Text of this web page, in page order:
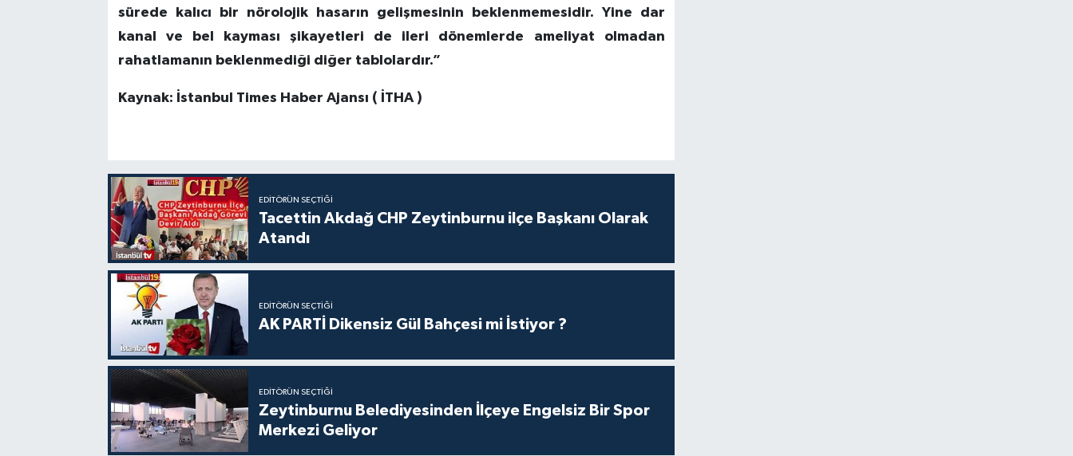
sürede kalıcı bir nörolojik hasarın gelişmesinin beklenmemesidir. Yine dar
kanal ve bel kayması şikayetleri de ileri dönemlerde ameliyat olmadan
rahatlamanın beklenmediği diğer tablolardır.”
Kaynak: İstanbul Times Haber Ajansı ( İTHA )
EDITÖRÜN SEÇTIĞI
Tacettin Akdağ CHP Zeytinburnu ilçe Başkanı Olarak
Atandı
EDITÖRÜN SEÇTIĞI
AK PARTİ Dikensiz Gül Bahçesi mi İstiyor ?
EDITÖRÜN SEÇTIĞI
Zeytinburnu Belediyesinden İlçeye Engelsiz Bir Spor
Merkezi Geliyor